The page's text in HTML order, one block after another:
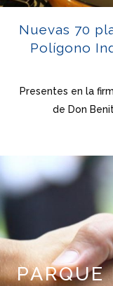
Nuevas 70
Polígono
Presentes en la
de Don
PARQUE